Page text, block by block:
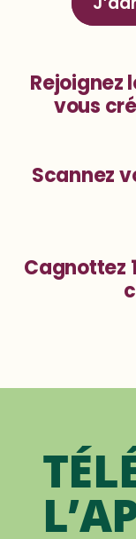
Rejoignez
vous
Scannez
Cagnottez